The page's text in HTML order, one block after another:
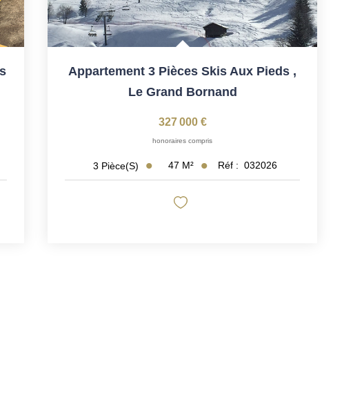
Appartement 3 Pièces Skis Aux Pieds ,
Le Grand Bornand
327 000 €
honoraires compris
3 Pièce(s) 47 M² Réf : 032026